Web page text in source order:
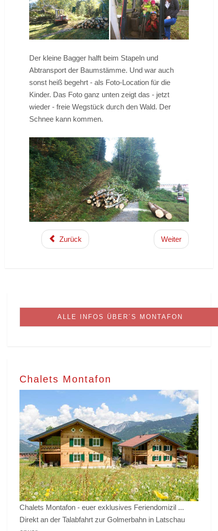
ALLE INFOS ÜBER´S MONTAFON
Chalets Montafon
Chalets Montafon - euer exklusives Feriendomizil ...
Direkt an der Talabfahrt zur Golmerbahn in Latschau
Der kleine Bagger halft beim Stapeln und
Abtransport der Baumstämme. Und war auch
sonst heiß begehrt - als Foto-Location für die
Kinder. Das Foto ganz unten zeigt das - jetzt
wieder - freie Wegstück durch den Wald. Der
Schnee kann kommen.
Zurück Weiter